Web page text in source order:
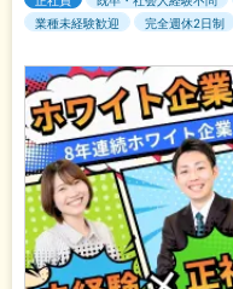
業種未経験歓迎
完全週休2日制